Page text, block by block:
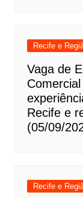
Recife e
Vaga de
Recife e
(05/09/
Recife e